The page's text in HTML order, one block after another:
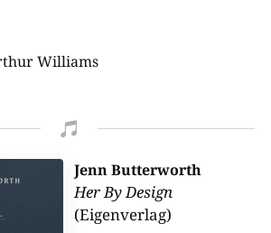
Williams

Jenn Butterworth
Her By Design
(Eigenverlag)